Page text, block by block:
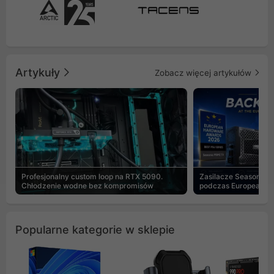
Artykuły Zobacz więcej artykułów
Profesjonalny custom loop na RTX 5090.
Chłodzenie wodne bez kompromisów
Zasilacze Seasonic
podczas European
Popularne kategorie w sklepie